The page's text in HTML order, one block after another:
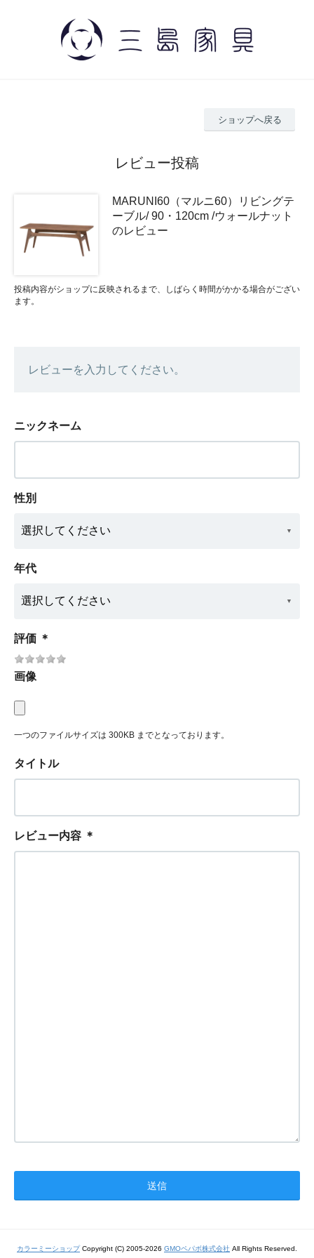
ショップへ戻る
レビュー投稿
MARUNI60（マルニ60）リビングテ
ーブル/ 90・120cm /ウォールナット
のレビュー
投稿内容がショップに反映されるまで、しばらく時間がかかる場合がござい
ます。
レビューを入力してください。
ニックネーム
性別
年代
評価 ＊
画像
一つのファイルサイズは 300KB までとなっております。
タイトル
レビュー内容 ＊
カラーミーショップCopyright (C) 2005-2026 GMOペパボ株式会社 All Rights Reserved.